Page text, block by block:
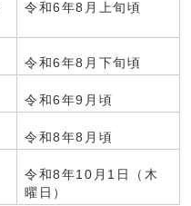
令和6年8月上旬頃
令和6年8月下旬頃
令和6年9月頃
令和8年8月頃
令和8年10月1日（木
曜日）